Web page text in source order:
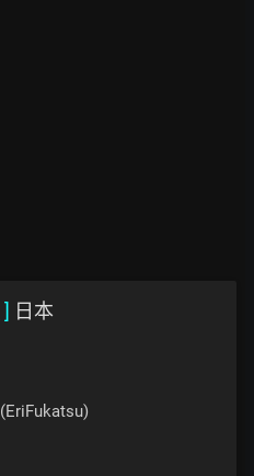
] 日本
(EriFukatsu)